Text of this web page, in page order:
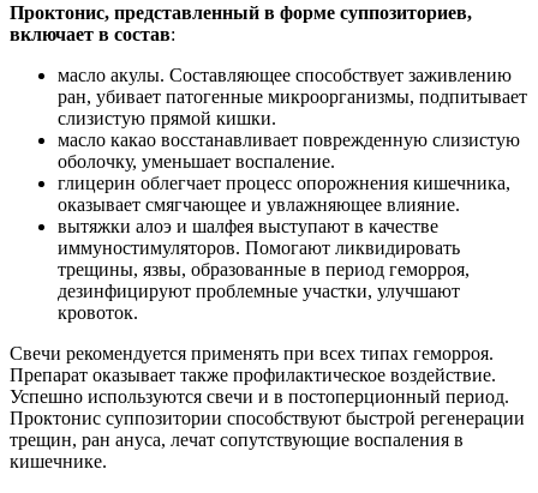
Проктонис, представленный в форме суппозиториев,
включает в состав:
масло акулы. Составляющее способствует заживлению
ран, убивает патогенные микроорганизмы, подпитывает
слизистую прямой кишки.
масло какао восстанавливает поврежденную слизистую
оболочку, уменьшает воспаление.
глицерин облегчает процесс опорожнения кишечника,
оказывает смягчающее и увлажняющее влияние.
вытяжки алоэ и шалфея выступают в качестве
иммуностимуляторов. Помогают ликвидировать
трещины, язвы, образованные в период геморроя,
дезинфицируют проблемные участки, улучшают
кровоток.
Свечи рекомендуется применять при всех типах геморроя.
Препарат оказывает также профилактическое воздействие.
Успешно используются свечи и в постоперционный период.
Проктонис суппозитории способствуют быстрой регенерации
трещин, ран ануса, лечат сопутствующие воспаления в
кишечнике.